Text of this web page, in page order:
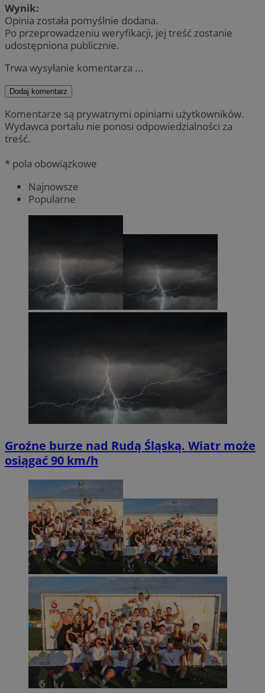
Wynik:
Opinia została pomyślnie dodana.
Po przeprowadzeniu weryfikacji, jej treść zostanie
udostępniona publicznie.
Trwa wysyłanie komentarza ...
Dodaj komentarz
Komentarze są prywatnymi opiniami użytkowników.
Wydawca portalu nie ponosi odpowiedzialności za
treść.
* pola obowiązkowe
Najnowsze
Popularne
Groźne burze nad Rudą Śląską. Wiatr może
osiągać 90 km/h